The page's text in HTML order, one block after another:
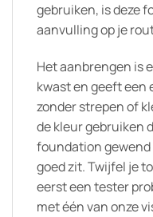
gebruiken, is deze
aanvulling op je
Het aanbrengen is
kwast en geeft
zonder strepen of
de kleur gebruiken
foundation
goed zit. Twijfel je
eerst een tester
met één van onze